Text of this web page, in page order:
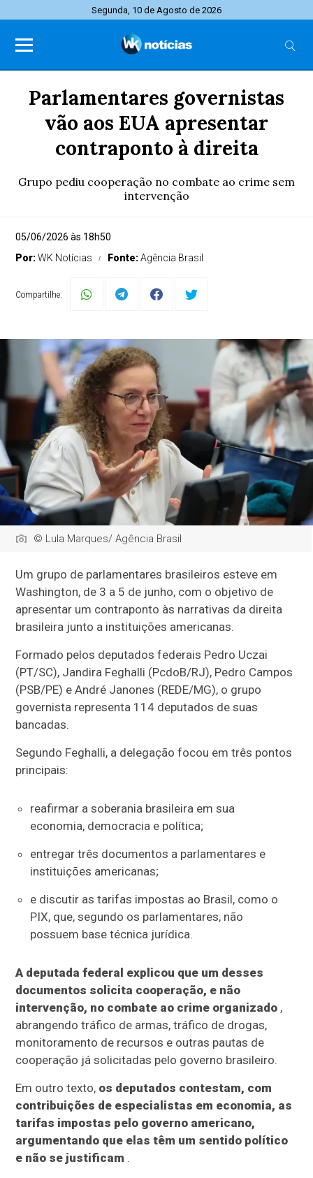
Segunda, 10 de Agosto de 2026
Parlamentares governistas
vão aos EUA apresentar
contraponto à direita
Grupo pediu cooperação no combate ao crime sem
intervenção
05/06/2026 às 18h50
Por:WK Notícias Fonte:Agência Brasil
Compartilhe:
© Lula Marques/ Agência Brasil
Um grupo de parlamentares brasileiros esteve em
Washington, de 3 a 5 de junho, com o objetivo de
apresentar um contraponto às narrativas da direita
brasileira junto a instituições americanas.
Formado pelos deputados federais Pedro Uczai
(PT/SC), Jandira Feghalli (PcdoB/RJ), Pedro Campos
(PSB/PE) e André Janones (REDE/MG), o grupo
governista representa 114 deputados de suas
bancadas.
Segundo Feghalli, a delegação focou em três pontos
principais:
reafirmar a soberania brasileira em sua
economia, democracia e política;
entregar três documentos a parlamentares e
instituições americanas;
e discutir as tarifas impostas ao Brasil, como o
PIX, que, segundo os parlamentares, não
possuem base técnica jurídica.
A deputada federal explicou que um desses
documentos solicita cooperação, e não
intervenção, no combate ao crime organizado ,
abrangendo tráfico de armas, tráfico de drogas,
monitoramento de recursos e outras pautas de
cooperação já solicitadas pelo governo brasileiro.
Em outro texto, os deputados contestam, com
contribuições de especialistas em economia, as
tarifas impostas pelo governo americano,
argumentando que elas têm um sentido político
e não se justificam .